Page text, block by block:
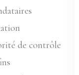
de contrôle